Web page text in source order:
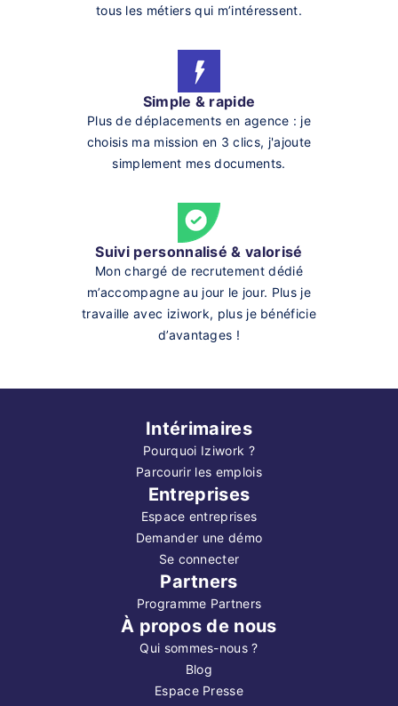
tous les métiers qui m’intéressent.
Simple & rapide
Plus de déplacements en agence : je
choisis ma mission en 3 clics, j'ajoute
simplement mes documents.
Suivi personnalisé & valorisé
Mon chargé de recrutement dédié
m’accompagne au jour le jour. Plus je
travaille avec iziwork, plus je bénéficie
d’avantages !
Intérimaires
Pourquoi Iziwork ?
Parcourir les emplois
Entreprises
Espace entreprises
Demander une démo
Se connecter
Partners
Programme Partners
À propos de nous
Qui sommes-nous ?
Blog
Espace Presse